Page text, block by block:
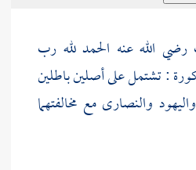
الله عنه الحمد لله رب
: تشتمل على أصلين باطلين
واليهود والنصارى مع مخالفتهما